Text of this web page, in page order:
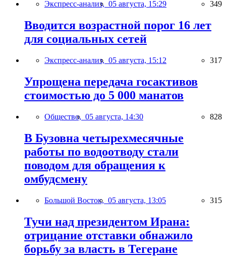
Экспресс-анализ, 05 августа, 15:29 349
Вводится возрастной порог 16 лет
для социальных сетей
Экспресс-анализ, 05 августа, 15:12 317
Упрощена передача госактивов
стоимостью до 5 000 манатов
Общество, 05 августа, 14:30 828
В Бузовна четырехмесячные
работы по водоотводу стали
поводом для обращения к
омбудсмену
Большой Восток, 05 августа, 13:05 315
Тучи над президентом Ирана:
отрицание отставки обнажило
борьбу за власть в Тегеране